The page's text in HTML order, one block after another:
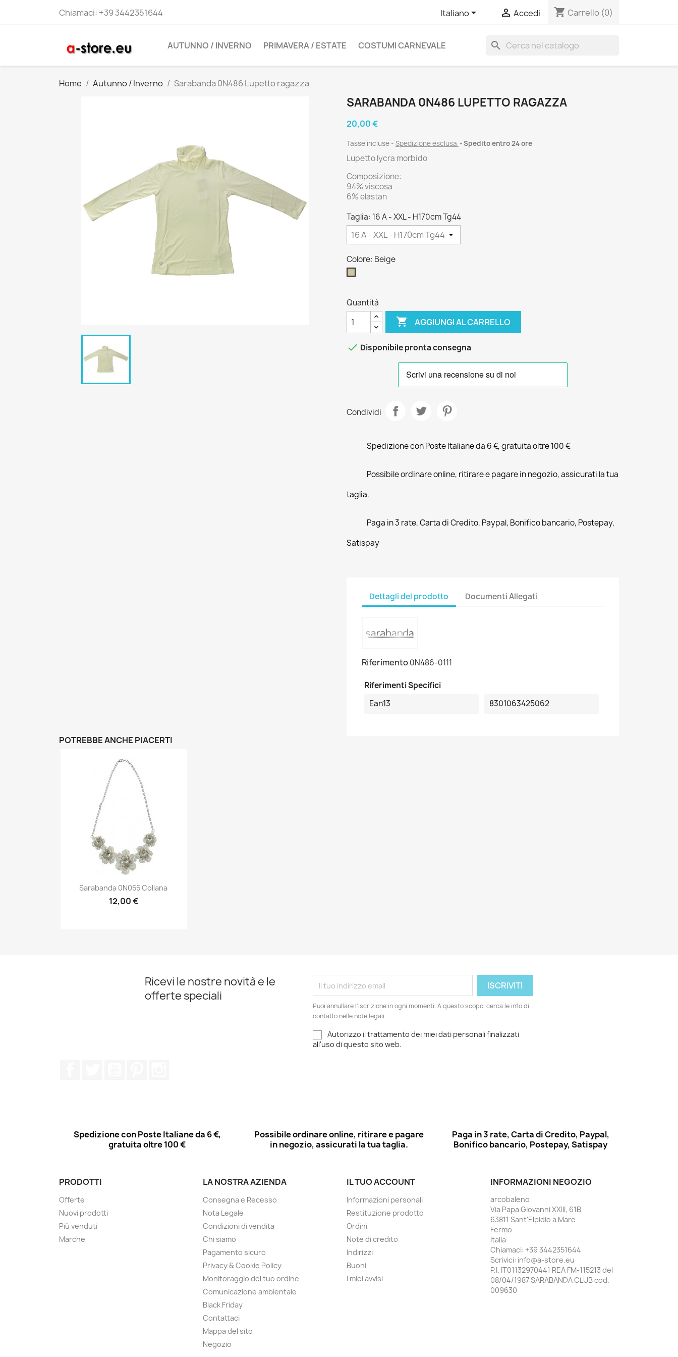
Chiamaci: +39 3442351644 Italiano  Accedi shopping_cart Carrello (0)
AUTUNNO / INVERNO PRIMAVERA / ESTATE COSTUMI CARNEVALE search
Home Autunno / Inverno Sarabanda 0N486 Lupetto ragazza
SARABANDA 0N486 LUPETTO RAGAZZA
20,00 €
Tasse incluse Spedizione esclusa Spedito entro 24 ore
Lupetto lycra morbido
Composizione:
94% viscosa
6% elastan
Taglia: 16 A - XXL - H170cm Tg44
Colore: Beige
Quantità
 AGGIUNGI AL CARRELLO
 Disponibile pronta consegna
Condividi
Spedizione con Poste Italiane da 6 €, gratuita oltre 100 €
Possibile ordinare online, ritirare e pagare in negozio, assicurati la tua
taglia.
Paga in 3 rate, Carta di Credito, Paypal, Bonifico bancario, Postepay,
Satispay
Dettagli del prodotto Documenti Allegati
Riferimento0N486-0111
Riferimenti Specifici
Ean13
8301063425062
POTREBBE ANCHE PIACERTI
Anteprima
Sarabanda 0N055 Collana
12,00 €
Ricevi le nostre novità e le
offerte speciali
Puoi annullare l'iscrizione in ogni momenti. A questo scopo, cerca le info di
contatto nelle note legali.
Autorizzo il trattamento dei miei dati personali finalizzati
all'uso di questo sito web.
Spedizione con Poste Italiane da 6 €,
gratuita oltre 100 €
Possibile ordinare online, ritirare e pagare
in negozio, assicurati la tua taglia.
Paga in 3 rate, Carta di Credito, Paypal,
Bonifico bancario, Postepay, Satispay
PRODOTTI
Offerte
Nuovi prodotti
Più venduti
Marche
LA NOSTRA AZIENDA
Consegna e Recesso
Nota Legale
Condizioni di vendita
Chi siamo
Pagamento sicuro
Privacy & Cookie Policy
Monitoraggio del tuo ordine
Comunicazione ambientale
Black Friday
Contattaci
Mappa del sito
Negozio
IL TUO ACCOUNT
Informazioni personali
Restituzione prodotto
Ordini
Note di credito
Indirizzi
Buoni
I miei avvisi
INFORMAZIONI NEGOZIO
arcobaleno
Via Papa Giovanni XXIII, 61B
63811 Sant'Elpidio a Mare
Fermo
Italia
Chiamaci: +39 3442351644
Scrivici: info@a-store.eu
P.I. IT01132970441 REA FM-115213 del
08/04/1987 SARABANDA CLUB cod.
009630